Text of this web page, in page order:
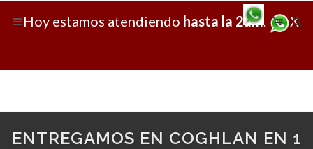
X
Hoy estamos atendiendo hasta la 2am.
ENTREGAMOS EN COGHLAN EN 1